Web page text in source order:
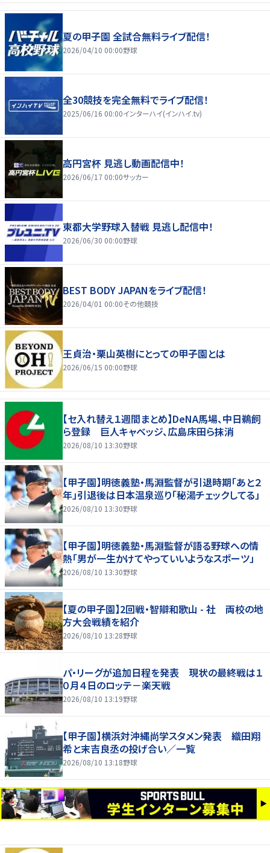
夏の甲子園 全試合無料ライブ配信！
2026/04/10 00:00野球
全30競技を完全無料でライブ配信！
2025/06/16 00:00インターハイ(インハイ.tv)
高円宮杯 見逃し動画配信中！
2026/06/17 00:00サッカー
東都大学野球入替戦 見逃し配信中！
2026/06/30 00:00野球
BEST BODY JAPANをライブ配信！
2026/04/01 00:00その他競技
王貞治・栗山英樹にとっての甲子園とは
2026/06/15 00:00野球
【セ入れ替え１週間まとめ】DeNA馬場、中日鵜飼
ら登録 巨人キャベッジ、広島床田ら抹消
2026/08/10 13:30野球
【甲子園】明徳義塾・馬淵監督が引退時期「あと２
年」引退後は日本温泉巡り「秘湯チェックしてる」
2026/08/10 13:30野球
【甲子園】明徳義塾・馬淵監督が語る野球への情
熱「男が一生かけてやっていいようなスポーツ」
2026/08/10 13:30野球
【夏の甲子園】2回戦・智辯和歌山 - 社 両校の地
方大会戦績を紹介
2026/08/10 13:28野球
パ・リーグが追加日程を発表 現状の最終戦は１
０月４日のロッテ－楽天戦
2026/08/10 13:19野球
【甲子園】横浜対沖縄尚学スタメン発表 織田翔
希と末吉良丞の投げ合い／一覧
2026/08/10 13:18野球